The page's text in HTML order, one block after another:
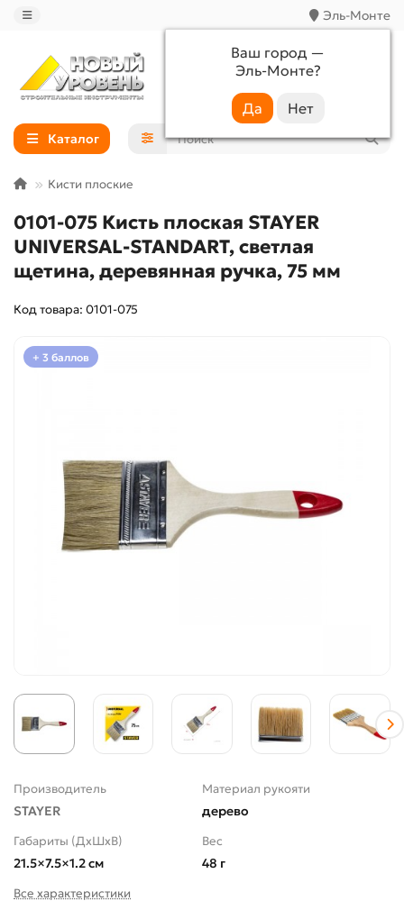
Эль-Монте
Ваш город —
Эль-Монте?
+7 (988) 233-44-52
Каталог
Кисти плоские
0101-075 Кисть плоская STAYER
UNIVERSAL-STANDART, светлая
щетина, деревянная ручка, 75 мм
Код товара: 0101-075
+ 3 баллов
Производитель
STAYER
Материал рукояти
дерево
Габариты (ДхШхВ)
21.5×7.5×1.2 см
Вес
48 г
Все характеристики